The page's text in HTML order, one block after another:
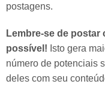
postagens.
Lembre-se de postar
possível! Isto gera
número de potenciais
deles com seu